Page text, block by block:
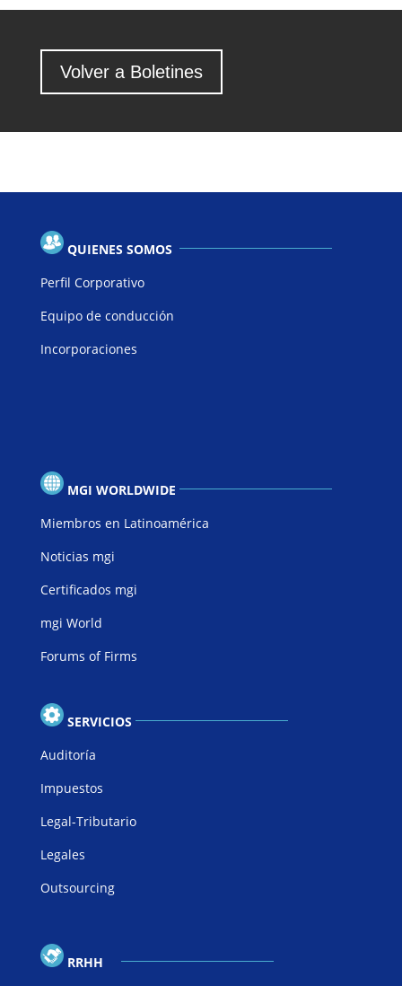
Volver a Boletines
QUIENES SOMOS
Perfil Corporativo
Equipo de conducción
Incorporaciones
MGI WORLDWIDE
Miembros en Latinoamérica
Noticias mgi
Certificados mgi
mgi World
Forums of Firms
SERVICIOS
Auditoría
Impuestos
Legal-Tributario
Legales
Outsourcing
RRHH